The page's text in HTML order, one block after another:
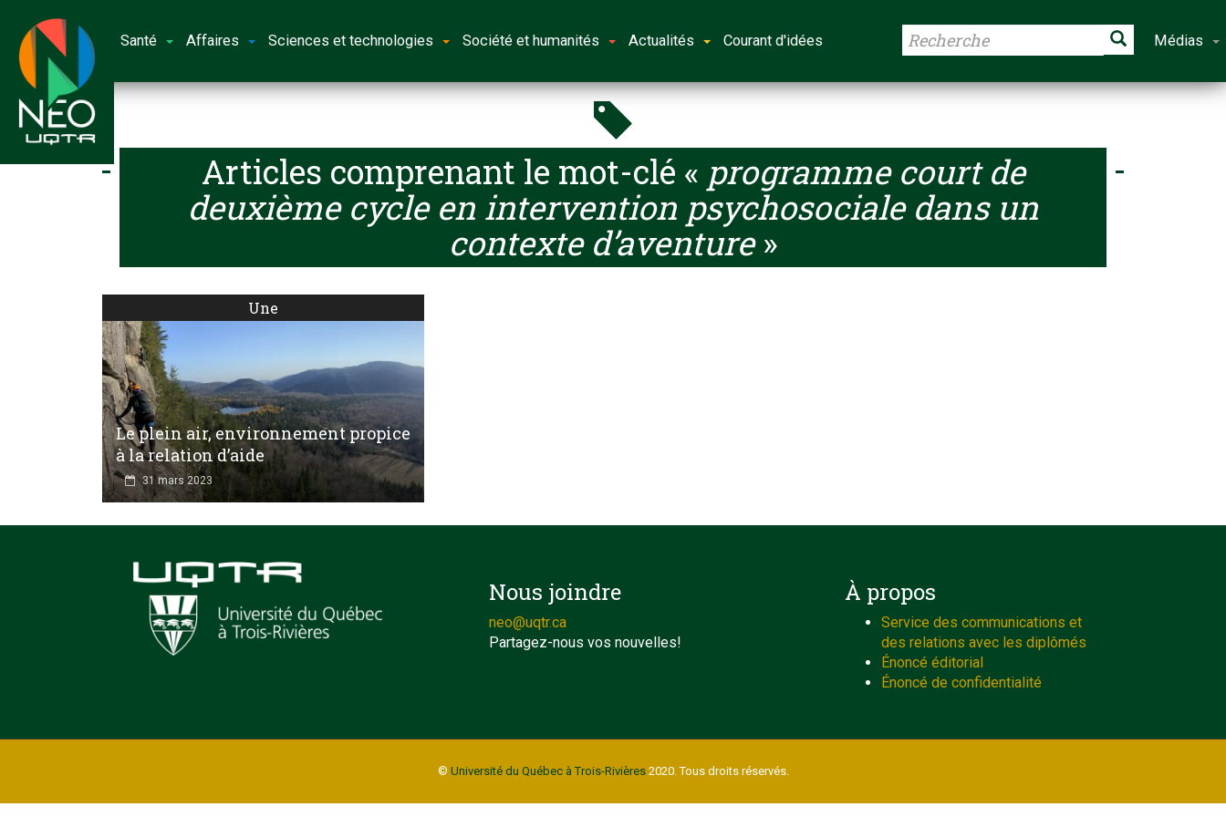
Santé Affaires Sciences et technologies Société et humanités Actualités Courant d'idées Médias
Articles comprenant le mot-clé « programme court de
deuxième cycle en intervention psychosociale dans un
contexte d’aventure»
Une
Le plein air, environnement propice
à la relation d’aide
31 mars 2023
Nous joindre
neo@uqtr.ca
Partagez-nous vos nouvelles!
À propos
Service des communications et
des relations avec les diplômés
Énoncé éditorial
Énoncé de confidentialité
© Université du Québec à Trois-Rivières2020. Tous droits réservés.